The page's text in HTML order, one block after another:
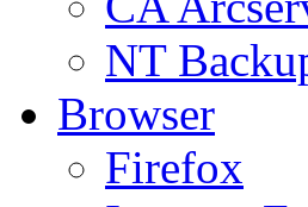
NT
Browser
Firefox